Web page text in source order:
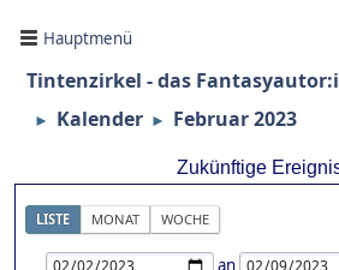
Hauptmenü
Tintenzirkel - das
► Kalender ► Februar 2023
Zukünftige
LISTE MONAT WOCHE
an